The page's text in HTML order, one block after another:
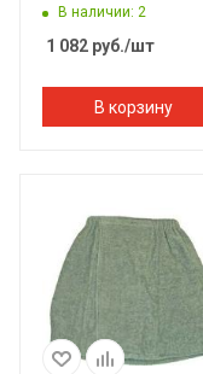
штучки
В наличии: 2
1 082 руб./шт
В корзину